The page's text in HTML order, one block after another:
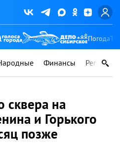
Погода
Финансы Регионы
сквера на
и Горького
позже